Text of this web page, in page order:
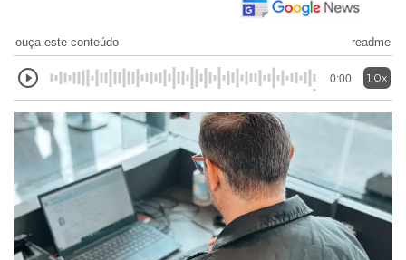
ouça este conteúdo readme
0:00 1.0x